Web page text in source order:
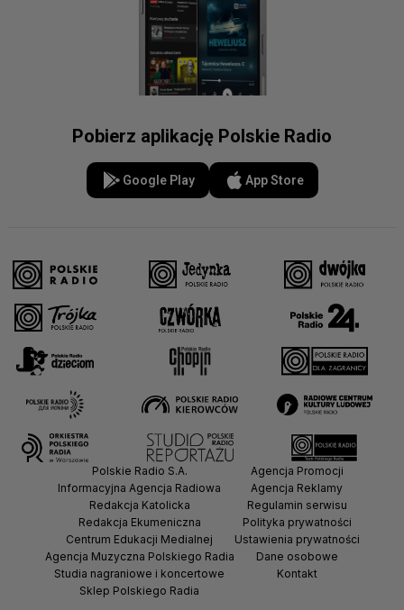
Pobierz aplikację Polskie Radio
Google Play App Store
Polskie Radio S.A.
Informacyjna Agencja Radiowa
Redakcja Katolicka
Redakcja Ekumeniczna
Centrum Edukacji Medialnej
Agencja Muzyczna Polskiego Radia
Studia nagraniowe i koncertowe
Sklep Polskiego Radia
Agencja Promocji
Agencja Reklamy
Regulamin serwisu
Polityka prywatności
Ustawienia prywatności
Dane osobowe
Kontakt